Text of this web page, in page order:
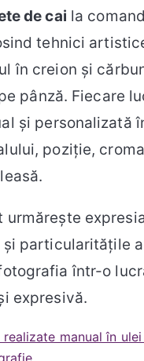
de cai la
tehnici
în creion și
pânză. Fiecare
și personalizată
poziție,
urmărește
particularitățile
într-o
expresivă.